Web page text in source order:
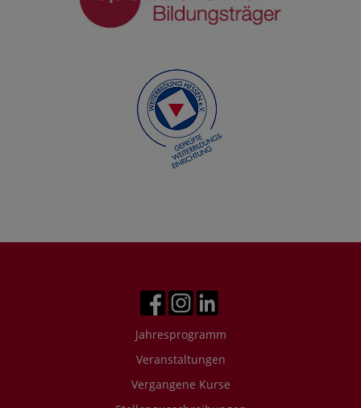
Jahresprogramm
Veranstaltungen
Vergangene Kurse